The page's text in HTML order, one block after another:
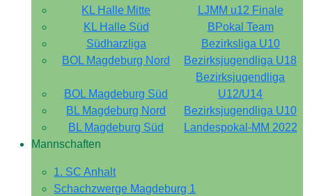
KL Halle Mitte
LJMM u12 Finale
KL Halle Süd
BPokal Team
Südharzliga
Bezirksliga U10
BOL Magdeburg Nord
Bezirksjugendliga U18
BOL Magdeburg Süd
Bezirksjugendliga
U12/U14
BL Magdeburg Nord
Bezirksjugendliga U10
BL Magdeburg Süd
Landespokal-MM 2022
Mannschaften
1. SC Anhalt
Schachzwerge Magdeburg 1